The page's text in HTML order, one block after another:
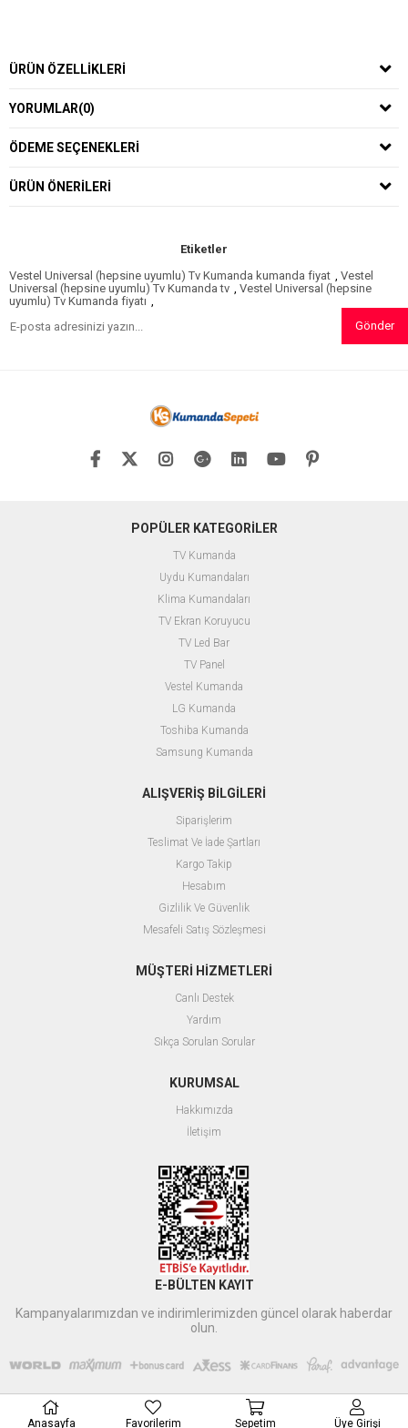
ÜRÜN ÖZELLIKLERI
YORUMLAR(0)
ÖDEME SEÇENEKLERI
ÜRÜN ÖNERILERI
Etiketler
Vestel Universal (hepsine uyumlu) Tv Kumanda kumanda fiyat , Vestel
Universal (hepsine uyumlu) Tv Kumanda tv , Vestel Universal (hepsine
uyumlu) Tv Kumanda fiyatı ,
Gönder
POPÜLER KATEGORİLER
TV Kumanda
Uydu Kumandaları
Klima Kumandaları
TV Ekran Koruyucu
TV Led Bar
TV Panel
Vestel Kumanda
LG Kumanda
Toshiba Kumanda
Samsung Kumanda
ALIŞVERİŞ BİLGİLERİ
Siparişlerim
Teslimat Ve İade Şartları
Kargo Takip
Hesabım
Gizlilik Ve Güvenlik
Mesafeli Satış Sözleşmesi
MÜŞTERİ HİZMETLERİ
Canlı Destek
Yardım
Sıkça Sorulan Sorular
KURUMSAL
Hakkımızda
İletişim
E-BÜLTEN KAYIT
Kampanyalarımızdan ve indirimlerimizden güncel olarak haberdar
olun.
Anasayfa Favorilerim Sepetim Üye Girişi